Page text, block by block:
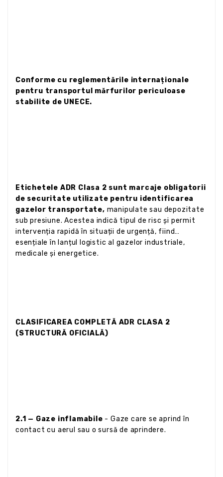
Conforme cu reglementările internaționale
pentru transportul mărfurilor periculoase
stabilite de UNECE.
Etichetele ADR Clasa 2 sunt marcaje obligatorii
de securitate utilizate pentru identificarea
gazelor transportate, manipulate sau depozitate
sub presiune. Acestea indică tipul de risc și permit
intervenția rapidă în situații de urgență, fiind
esențiale în lanțul logistic al gazelor industriale,
medicale și energetice.
CLASIFICAREA COMPLETĂ ADR CLASA 2
(STRUCTURĂ OFICIALĂ)
2.1 — Gaze inflamabile - Gaze care se aprind în
contact cu aerul sau o sursă de aprindere.